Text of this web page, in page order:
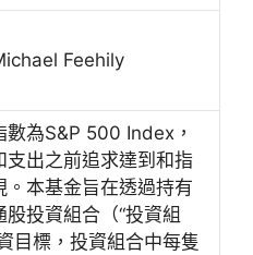
Feehily
為S&P 500 Index，
支出之前追求達到和指
。本基金旨在透過持有
投資組合（“投資組
目標，投資組合中每隻